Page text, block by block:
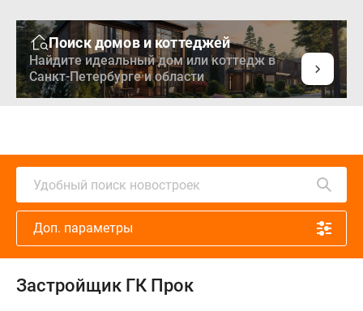
Поиск домов и коттеджей
Найдите идеальный дом или коттедж в
Санкт-Петербурге и области
Удобный поиск новостроек
Доп. параметры
Застройщик ГК Прок